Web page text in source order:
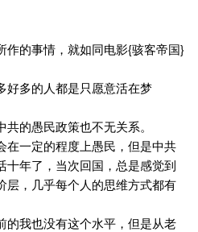
作的事情，就如同电影{骇客帝国}
好多的人都是只愿意活在梦
的愚民政策也不无关系。
在一定的程度上愚民，但是中共
十年了，当次回国，总是感觉到
层，几乎每个人的思维方式都有
的我也没有这个水平，但是从老